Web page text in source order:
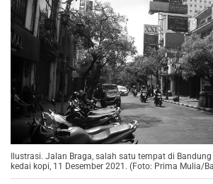
Ilustrasi. Jalan Braga, salah satu tempat di
kedai kopi, 11 Desember 2021. (Foto: Prima Mulia/